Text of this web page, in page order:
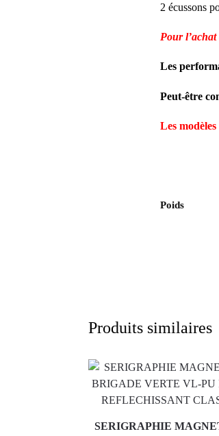
2 écussons
Pour
Les
Peut-être
Les
Poids
Produits similaires
SERIGRAPHIE